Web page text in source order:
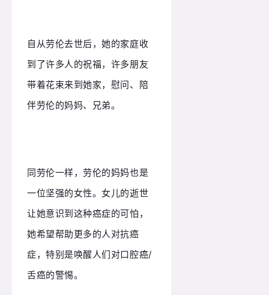
自从劳伦去世后，她的家庭收
到了许多人的祝福，许多朋友
带着花束来到她家，慰问、陪
伴劳伦的妈妈、兄弟。
同劳伦一样，劳伦的妈妈也是
一位坚强的女性。女儿的逝世
让她意识到这种癌症的可怕，
她希望帮助更多的人对抗癌
症，特别是唤醒人们对口腔癌/
舌癌的警惕。